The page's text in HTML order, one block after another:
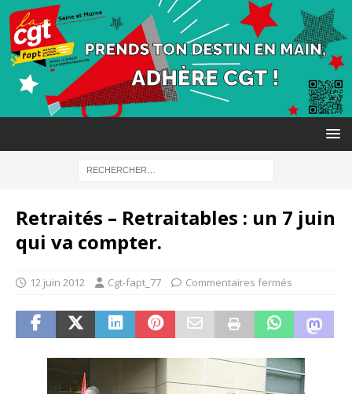
Retraités – Retraitables : un 7 juin
qui va compter.
12 juin 2012 Cgt-fapt_77 Commentaires fermés